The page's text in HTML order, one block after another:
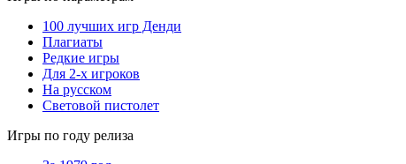
100 лучших игр Денди
Плагиаты
Редкие игры
Для 2-х игроков
На русском
Световой пистолет
Игры по году релиза